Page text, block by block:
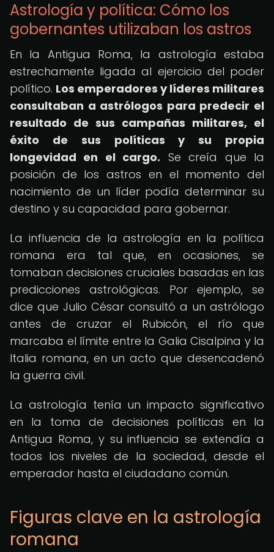
Astrología y política: Cómo los
gobernantes utilizaban los astros
En la Antigua Roma, la astrología estaba
estrechamente ligada al ejercicio del poder
político. Los emperadores y líderes militares
consultaban a astrólogos para predecir el
resultado de sus campañas militares, el
éxito de sus políticas y su propia
longevidad en el cargo. Se creía que la
posición de los astros en el momento del
nacimiento de un líder podía determinar su
destino y su capacidad para gobernar.
La influencia de la astrología en la política
romana era tal que, en ocasiones, se
tomaban decisiones cruciales basadas en las
predicciones astrológicas. Por ejemplo, se
dice que Julio César consultó a un astrólogo
antes de cruzar el Rubicón, el río que
marcaba el límite entre la Galia Cisalpina y la
Italia romana, en un acto que desencadenó
la guerra civil.
La astrología tenía un impacto significativo
en la toma de decisiones políticas en la
Antigua Roma, y su influencia se extendía a
todos los niveles de la sociedad, desde el
emperador hasta el ciudadano común.
Figuras clave en la astrología
romana